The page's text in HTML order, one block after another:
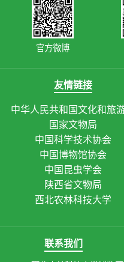
官方微博
友情链接
中华人民共和国文化和旅
国家文物局
中国科学技术协会
中国博物馆协会
中国昆虫学会
陕西省文物局
西北农林科技大学
联系我们